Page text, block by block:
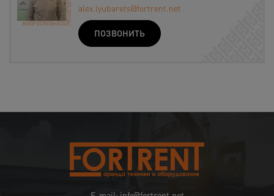
alex.lyubarets@fortrent.net
ПОЗВОНИТЬ